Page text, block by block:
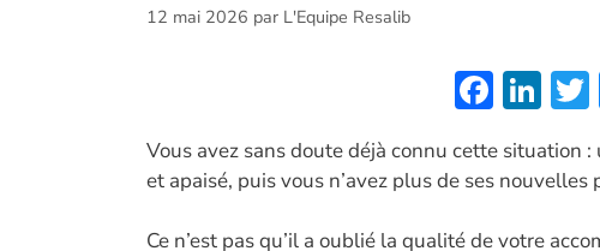
12 mai 2026 par L'Equipe Resalib
F
e
b
Li
k
e
Vous avez sans doute déjà connu cette situation
et apaisé, puis vous n’avez plus de ses nouvelles
Ce n’est pas qu’il a oublié la qualité de votre